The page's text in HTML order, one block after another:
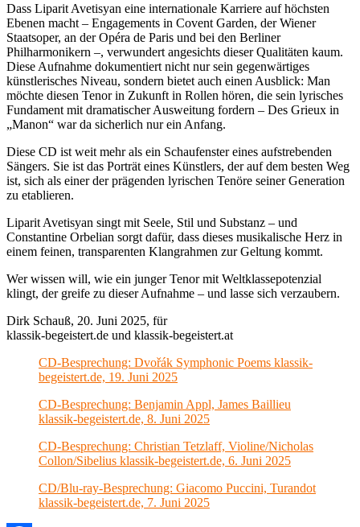
Dass Liparit Avetisyan eine internationale Karriere auf höchsten
Ebenen macht – Engagements in Covent Garden, der Wiener
Staatsoper, an der Opéra de Paris und bei den Berliner
Philharmonikern –, verwundert angesichts dieser Qualitäten kaum.
Diese Aufnahme dokumentiert nicht nur sein gegenwärtiges
künstlerisches Niveau, sondern bietet auch einen Ausblick: Man
möchte diesen Tenor in Zukunft in Rollen hören, die sein lyrisches
Fundament mit dramatischer Ausweitung fordern – Des Grieux in
„Manon“ war da sicherlich nur ein Anfang.
Diese CD ist weit mehr als ein Schaufenster eines aufstrebenden
Sängers. Sie ist das Porträt eines Künstlers, der auf dem besten Weg
ist, sich als einer der prägenden lyrischen Tenöre seiner Generation
zu etablieren.
Liparit Avetisyan singt mit Seele, Stil und Substanz – und
Constantine Orbelian sorgt dafür, dass dieses musikalische Herz in
einem feinen, transparenten Klangrahmen zur Geltung kommt.
Wer wissen will, wie ein junger Tenor mit Weltklassepotenzial
klingt, der greife zu dieser Aufnahme – und lasse sich verzaubern.
Dirk Schauß, 20. Juni 2025, für
klassik-begeistert.de und klassik-begeistert.at
CD-Besprechung: Dvořák Symphonic Poems klassik-
begeistert.de, 19. Juni 2025
CD-Besprechung: Benjamin Appl, James Baillieu
klassik-begeistert.de, 8. Juni 2025
CD-Besprechung: Christian Tetzlaff, Violine/Nicholas
Collon/Sibelius klassik-begeistert.de, 6. Juni 2025
CD/Blu-ray-Besprechung: Giacomo Puccini, Turandot
klassik-begeistert.de, 7. Juni 2025